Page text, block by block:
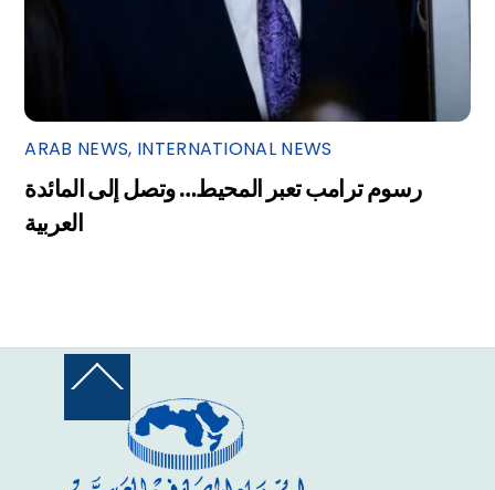
ARAB NEWS, INTERNATIONAL NEWS
رسوم ترامب تعبر المحيط… وتصل إلى المائدة
العربية
Back
Top